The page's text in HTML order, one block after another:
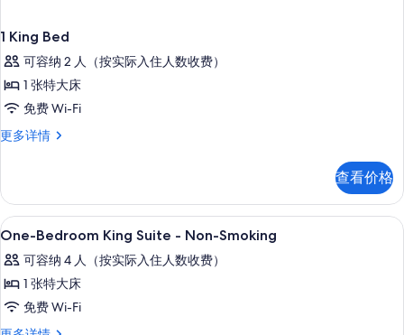
1 King Bed
可容纳 2 人（按实际入住人数收费）
1 张特大床
免费 Wi-Fi
更多详情
1
多
信
息
查看价格
显
示
One-
Bedroom
King
高档床上用品、遮光窗帘、熨斗/熨衣
17
One-Bedroom King Suite - Non-Smoking
可容纳 4 人（按实际入住人数收费）
1 张特大床
免费 Wi-Fi